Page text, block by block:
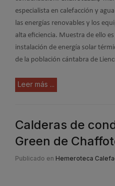
especialista en calefacción y
las energías renovables y los
alta eficiencia. Muestra de ello
instalación de energía solar
de la población cántabra de
Leer más ...
Calderas de
Green de
Publicado en Hemeroteca